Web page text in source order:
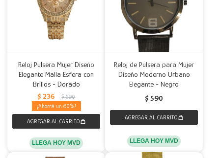
Reloj Pulsera Mujer Diseño
Elegante Malla Esfera con
Brillos - Dorado
$ 236 $ 590
60
LLEGA HOY MVD
Reloj de Pulsera para Mujer
Diseño Moderno Urbano
Elegante - Negro
$ 590
LLEGA HOY MVD